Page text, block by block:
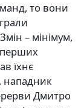
то вони
– мінімум,
перших
їхнє
нападник
Дмитро